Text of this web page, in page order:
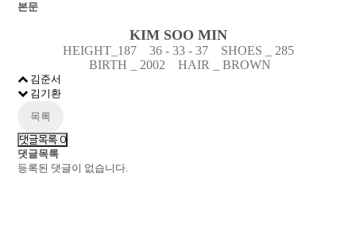
본문
KIM SOO MIN
HEIGHT_187 36 - 33 - 37 SHOES _ 285
BIRTH
2002 HAIR _ BROWN
김준서
김기환
목록
댓글목록 0
댓글목록
등록된 댓글이 없습니다.